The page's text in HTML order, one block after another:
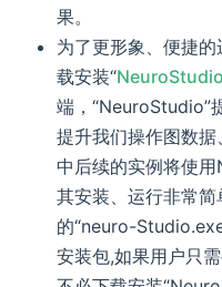
果。
为了更形象、便捷
载安装“NeuroStudio
端，“NeuroStudio”
提升我们操作图数
中后续的实例将使
其安装、运行非常
的“neuro-
安装包,如果用户只